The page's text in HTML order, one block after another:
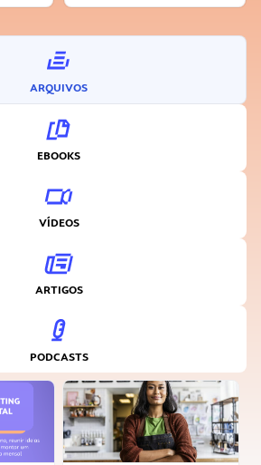
ARQUIVOS
EBOOKS
VÍDEOS
ARTIGOS
PODCASTS